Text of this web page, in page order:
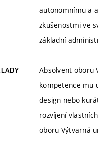
autonomnímu a
zkušenostmi ve
základní
Absolvent oboru
kompetence mu
design nebo
rozvíjení
oboru Výtvarná